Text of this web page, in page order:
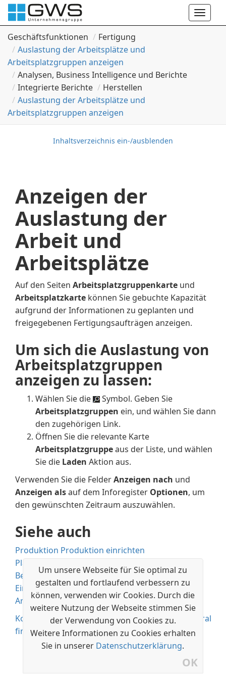
Um unsere Webseite für Sie optimal zu
gestalten und fortlaufend verbessern zu
können, verwenden wir Cookies. Durch die
weitere Nutzung der Webseite stimmen Sie
der Verwendung von Cookies zu.
Weitere Informationen zu Cookies erhalten
Sie in unserer Datenschutzerklärung.
OK
Toggle
Geschäftsfunktionen
Fertigung
Auslastung der Arbeitsplätze und
Arbeitsplatzgruppen anzeigen
Analysen, Business Intelligence und Berichte
Integrierte Berichte
Herstellen
Auslastung der Arbeitsplätze und
Arbeitsplatzgruppen anzeigen
Inhaltsverzeichnis ein-/ausblenden
Anzeigen der
Auslastung der
Arbeit und
Arbeitsplätze
Auf den Seiten Arbeitsplatzgruppenkarte und
Arbeitsplatzkarte können Sie gebuchte Kapazität
aufgrund der Informationen zu geplanten und
freigegebenen Fertigungsaufträgen anzeigen.
Um sich die Auslastung von
Arbeitsplatzgruppen
anzeigen zu lassen:
Wählen Sie die
Symbol. Geben Sie
Arbeitsplatzgruppen ein, und wählen Sie dann
den zugehörigen Link.
Öffnen Sie die relevante Karte
Arbeitsplatzgruppeaus der Liste, und wählen
Sie die Laden Aktion aus.
Verwenden Sie die FelderAnzeigen nach und
Anzeigen alsauf dem Inforegister Optionen, um
den gewünschten Zeitraum auszuwählen.
Siehe auch
Produktion Produktion einrichten
Planung
Bestand
Einkauf
Arbeiten mit Business Central
Kostenlose E-Learning-Module für Business Central
finden Sie hier